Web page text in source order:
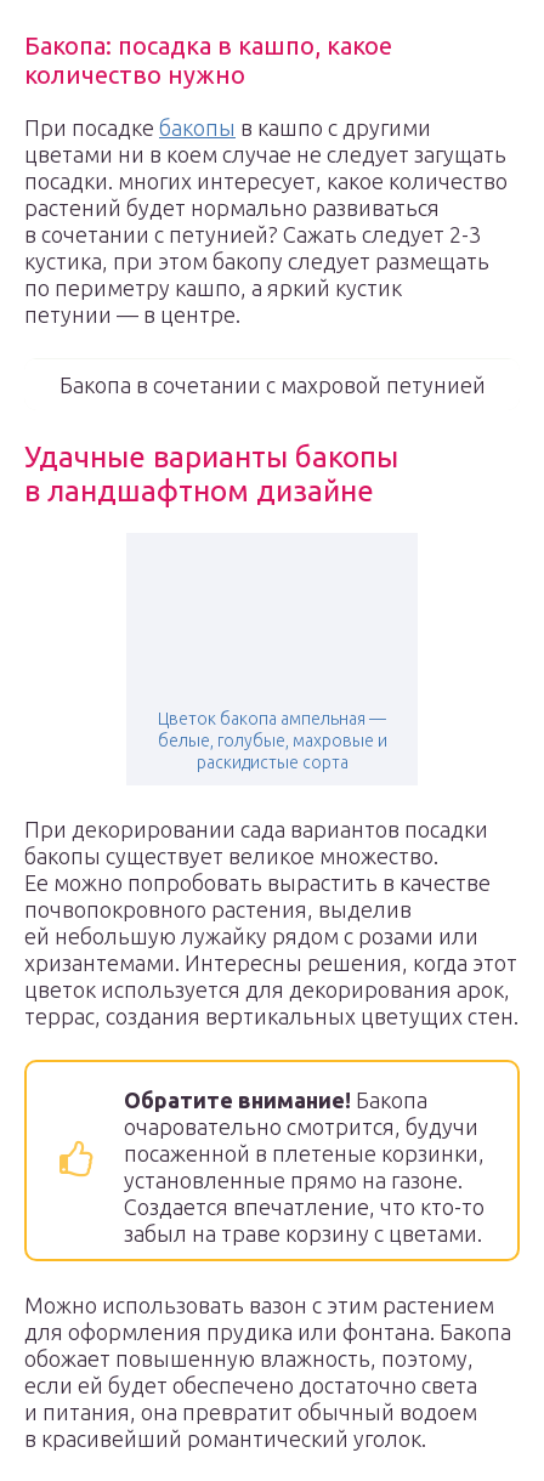
Бакопа: посадка в кашпо, какое
количество нужно
При посадке бакопы в кашпо с другими
цветами ни в коем случае не следует загущать
посадки. многих интересует, какое количество
растений будет нормально развиваться
в сочетании с петунией? Сажать следует 2-3
кустика, при этом бакопу следует размещать
по периметру кашпо, а яркий кустик
петунии — в центре.
Бакопа в сочетании с махровой петунией
Удачные варианты бакопы
в ландшафтном дизайне
Цветок бакопа ампельная —
белые, голубые, махровые и
раскидистые сорта
При декорировании сада вариантов посадки
бакопы существует великое множество.
Ее можно попробовать вырастить в качестве
почвопокровного растения, выделив
ей небольшую лужайку рядом с розами или
хризантемами. Интересны решения, когда этот
цветок используется для декорирования арок,
террас, создания вертикальных цветущих стен.
Обратите внимание! Бакопа
очаровательно смотрится, будучи
посаженной в плетеные корзинки,
установленные прямо на газоне.
Создается впечатление, что кто-то
забыл на траве корзину с цветами.
Можно использовать вазон с этим растением
для оформления прудика или фонтана. Бакопа
обожает повышенную влажность, поэтому,
если ей будет обеспечено достаточно света
и питания, она превратит обычный водоем
в красивейший романтический уголок.